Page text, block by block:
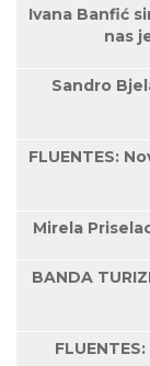
Ivana Banfić
nas
Sandro
FLUENTES:
Mirela
BANDA